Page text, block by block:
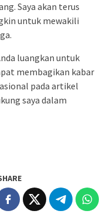
Saya akan terus
untuk mewakili
luangkan untuk
membagikan kabar
pada artikel
saya dalam